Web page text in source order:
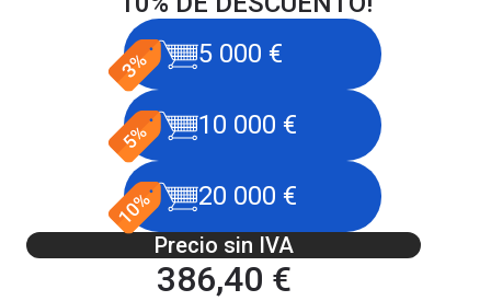
5 000 €
10 000 €
20 000 €
Precio sin IVA
386,40 €